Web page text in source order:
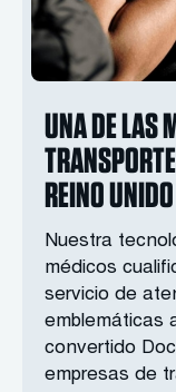
UNA DE LAS
REINO UNIDO
Nuestra
médicos
servicio de
emblemáticas
convertido
empresas de